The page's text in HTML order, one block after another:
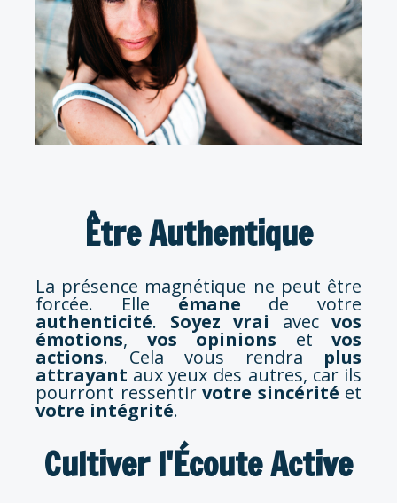
Être Authentique
La présence magnétique ne peut être
forcée. Elleémane de votre
authenticité. Soyez vrai avec vos
émotions, vos opinions et vos
actions. Cela vous rendra plus
attrayant aux yeux des autres, car ils
pourront ressentir votre sincérité et
votre intégrité.
Cultiver l'Écoute Active